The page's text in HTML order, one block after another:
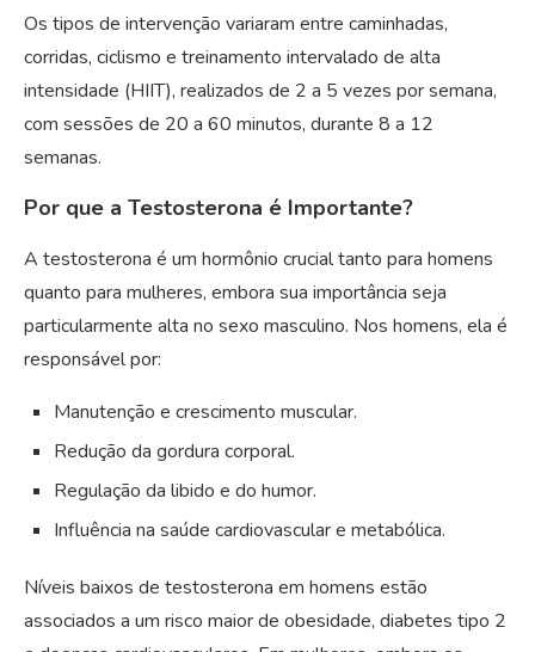
Os tipos de intervenção variaram entre caminhadas,
corridas, ciclismo e treinamento intervalado de alta
intensidade (HIIT), realizados de 2 a 5 vezes por semana,
com sessões de 20 a 60 minutos, durante 8 a 12
semanas.
Por que a Testosterona é Importante?
A testosterona é um hormônio crucial tanto para homens
quanto para mulheres, embora sua importância seja
particularmente alta no sexo masculino. Nos homens, ela é
responsável por:
Manutenção e crescimento muscular.
Redução da gordura corporal.
Regulação da libido e do humor.
Influência na saúde cardiovascular e metabólica.
Níveis baixos de testosterona em homens estão
associados a um risco maior de obesidade, diabetes tipo 2